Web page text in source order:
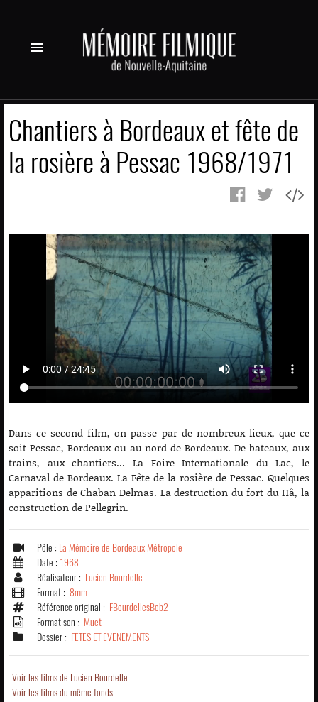
menu
Chantiers à Bordeaux et fête de
la rosière à Pessac 1968/1971
Dans ce second film, on passe par de nombreux lieux, que ce
soit Pessac, Bordeaux ou au nord de Bordeaux. De bateaux, aux
trains, aux chantiers... La Foire Internationale du Lac, le
Carnaval de Bordeaux. La Fête de la rosière de Pessac. Quelques
apparitions de Chaban-Delmas. La destruction du fort du Hâ, la
construction de Pellegrin.
Pôle : La Mémoire de Bordeaux Métropole
Date : 1968
Réalisateur : Lucien Bourdelle
Format : 8mm
Référence original : FBourdellesBob2
Format son : Muet
Dossier : FETES ET EVENEMENTS
Voir les films de Lucien Bourdelle
Voir les films du même fonds